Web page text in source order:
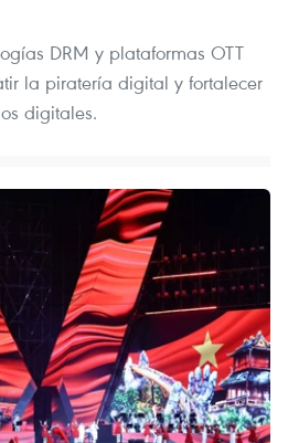
DRM y plataformas OTT
la piratería digital y fortalecer
digitales.